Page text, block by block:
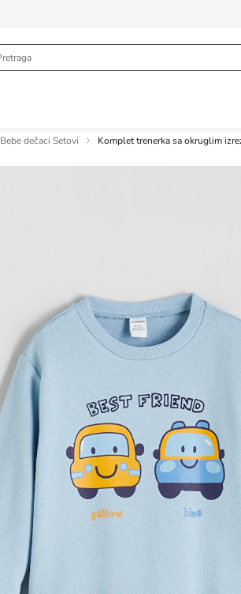
Bebe dečaci Setovi Komplet trenerka sa okruglim